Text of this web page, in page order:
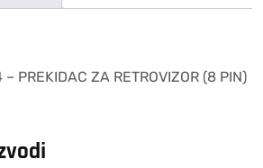
PREKIDAC ZA RETROVIZOR (8 PIN)